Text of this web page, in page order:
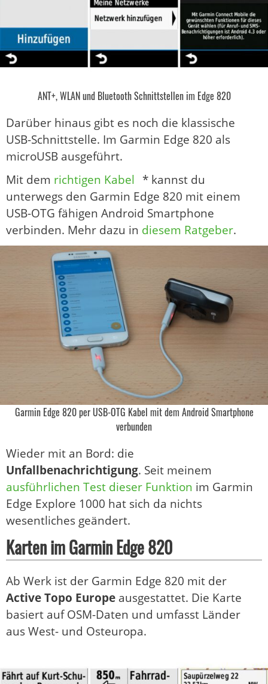
ANT+, WLAN und Bluetooth Schnittstellen im Edge 820
Darüber hinaus gibt es noch die klassische
USB-Schnittstelle. Im Garmin Edge 820 als
microUSB ausgeführt.
Mit dem richtigen Kabel * kannst du
unterwegs den Garmin Edge 820 mit einem
USB-OTG fähigen Android Smartphone
verbinden. Mehr dazu in diesem Ratgeber.
Garmin Edge 820 per USB-OTG Kabel mit dem Android Smartphone
verbunden
Wieder mit an Bord: die
Unfallbenachrichtigung. Seit meinem
ausführlichen Test dieser Funktion im Garmin
Edge Explore 1000 hat sich da nichts
wesentliches geändert.
Karten im Garmin Edge 820
Ab Werk ist der Garmin Edge 820 mit der
Active Topo Europe ausgestattet. Die Karte
basiert auf OSM-Daten und umfasst Länder
aus West- und Osteuropa.